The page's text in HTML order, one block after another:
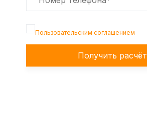
Пользовательским соглашением
Получить расчёт